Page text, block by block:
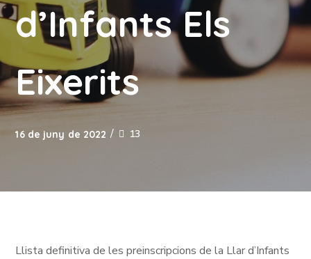
d’Infants Els
Eixerits
16 de juny de 2022 13
Llista definitiva de les preinscripcions de la Llar d’Infants